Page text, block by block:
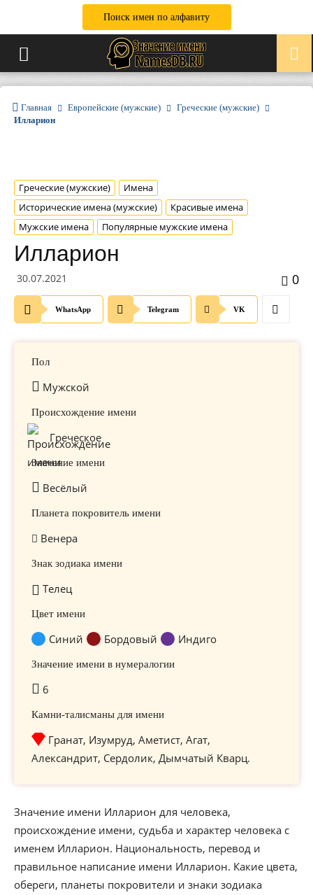
Поиск имен по алфавиту
Главная Европейские (мужские)
Греческие (мужские)
Илларион
Греческие (мужские)
Имена
Исторические имена (мужские)
Красивые имена
Мужские имена
Популярные мужские имена
Илларион
30.07.2021 0
WhatsApp Telegram VK
Пол
Мужской
Происхождение имени
Греческое
Значение имени
Весёлый
Планета покровитель имени
Венера
Знак зодиака имени
Телец
Цвет имени
Синий Бордовый Индиго
Значение имени в нумералогии
6
Камни-талисманы для имени
Гранат, Изумруд, Аметист, Агат,
Александрит, Сердолик, Дымчатый Кварц.
Значение имени Илларион для человека,
происхождение имени, судьба и характер человека с
именем Илларион. Национальность, перевод и
правильное написание имени Илларион. Какие цвета,
обереги, планеты покровители и знаки зодиака